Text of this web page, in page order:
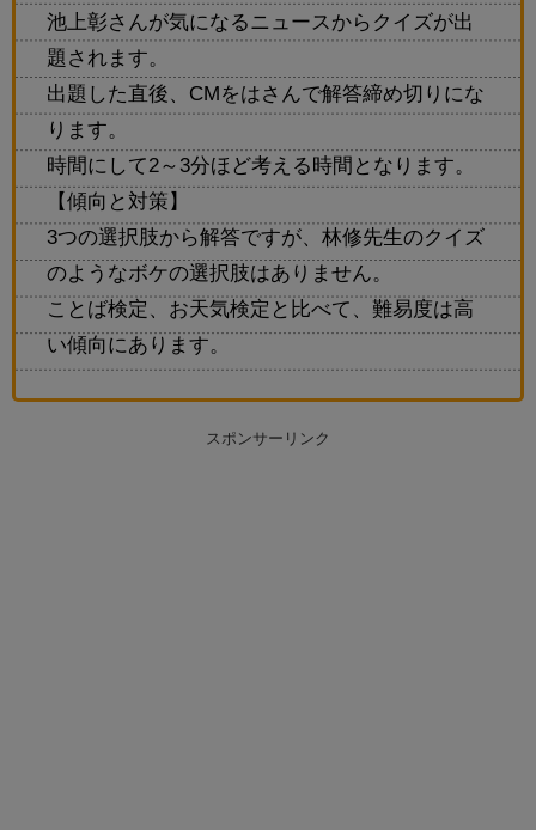
池上彰さんが気になるニュースからクイズが出
題されます。
出題した直後、CMをはさんで解答締め切りにな
ります。
時間にして2～3分ほど考える時間となります。
【傾向と対策】
3つの選択肢から解答ですが、林修先生のクイズ
のようなボケの選択肢はありません。
ことば検定、お天気検定と比べて、難易度は高
い傾向にあります。
スポンサーリンク